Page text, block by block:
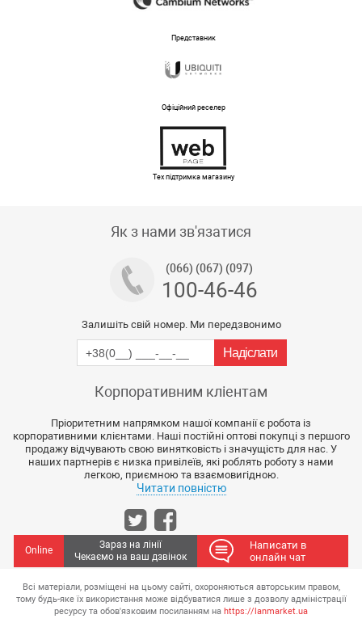
Представник
Офіційний реселер
Тех підтримка магазину
Як з нами зв'язатися
(066) (067) (097)
100-46-46
Залишіть свій номер. Ми передзвонимо
Корпоративним кліентам
Пріоритетним напрямком нашої компанії є робота із
корпоративними клієнтами. Наші постійні оптові покупці з першого
продажу відчувають свою винятковість і значущість для нас. У
наших партнерів є низка привілеїв, які роблять роботу з нами
легкою, приємною та взаємовигідною.
Читати повністю
Online
Зараз на лінії
Чекаємо на ваш дзвінок
Написати в
онлайн чат
Всі матеріали, розміщені на цьому сайті, охороняються авторським правом,
тому будь-яке їх використання може відбуватися лише з дозволу адміністрації
ресурсу та обов'язковим посиланням на https://lanmarket.ua